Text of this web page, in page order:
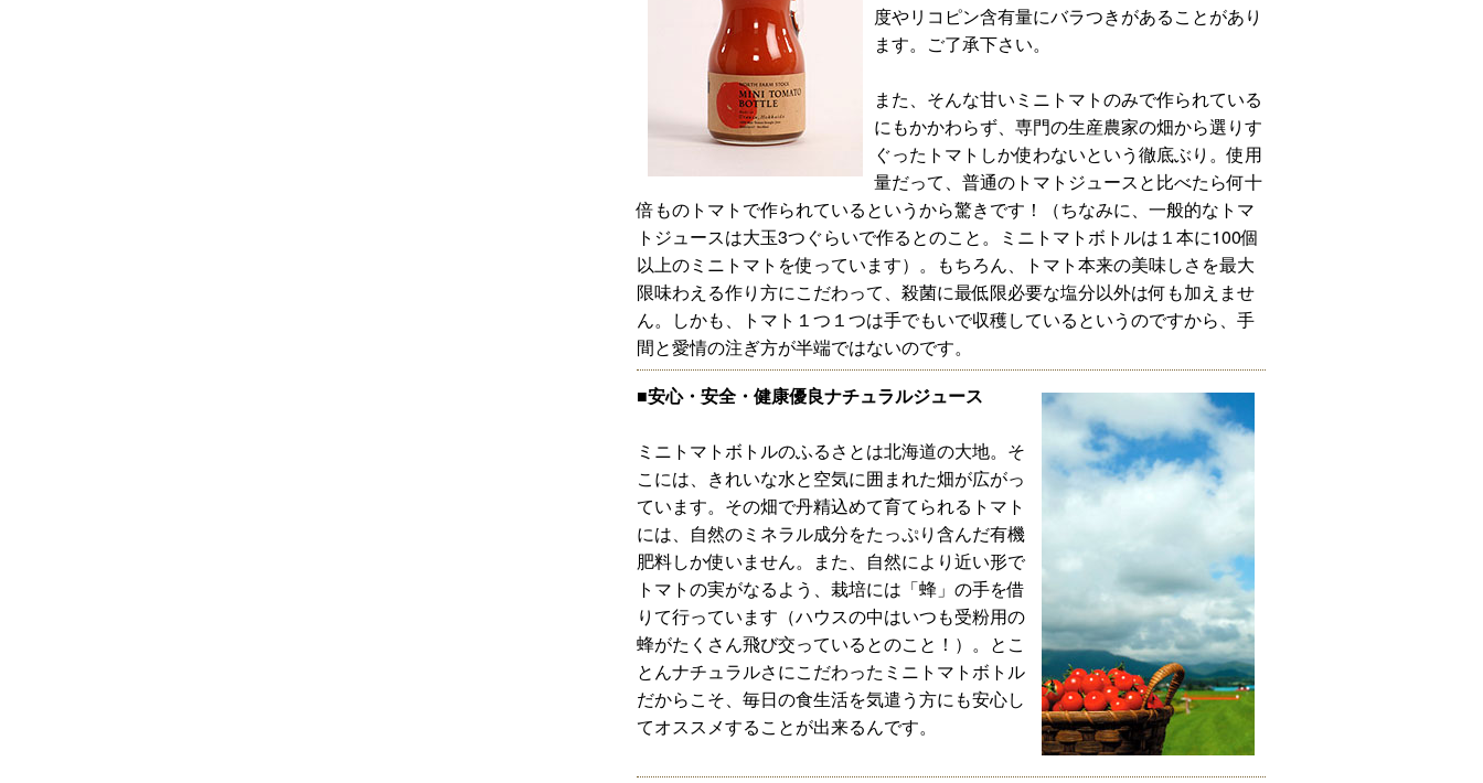
度やリコピン含有量にバラつきがあることがあり
ます。ご了承下さい。
また、そんな甘いミニトマトのみで作られている
にもかかわらず、専門の生産農家の畑から選りす
ぐったトマトしか使わないという徹底ぶり。使用
量だって、普通のトマトジュースと比べたら何十
倍ものトマトで作られているというから驚きです！（ちなみに、一般的なトマ
トジュースは大玉3つぐらいで作るとのこと。ミニトマトボトルは１本に100個
以上のミニトマトを使っています）。もちろん、トマト本来の美味しさを最大
限味わえる作り方にこだわって、殺菌に最低限必要な塩分以外は何も加えませ
ん。しかも、トマト１つ１つは手でもいで収穫しているというのですから、手
間と愛情の注ぎ方が半端ではないのです。
■安心・安全・健康優良ナチュラルジュース
ミニトマトボトルのふるさとは北海道の大地。そ
こには、きれいな水と空気に囲まれた畑が広がっ
ています。その畑で丹精込めて育てられるトマト
には、自然のミネラル成分をたっぷり含んだ有機
肥料しか使いません。また、自然により近い形で
トマトの実がなるよう、栽培には「蜂」の手を借
りて行っています（ハウスの中はいつも受粉用の
蜂がたくさん飛び交っているとのこと！）。とこ
とんナチュラルさにこだわったミニトマトボトル
だからこそ、毎日の食生活を気遣う方にも安心し
てオススメすることが出来るんです。